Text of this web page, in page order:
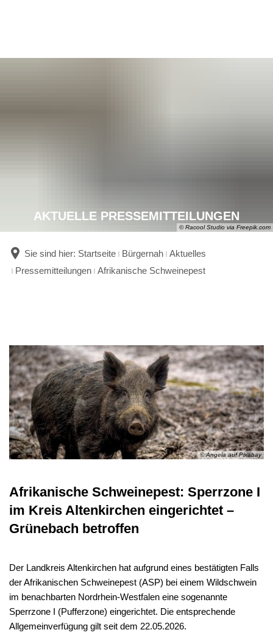
© Racool Studio via Freepik.com
AKTUELLE PRESSEMITTEILUNGEN
Sie sind hier: Startseite Bürgernah Aktuelles
Pressemitteilungen Afrikanische Schweinepest
© Angela auf Pixabay
Afrikanische Schweinepest: Sperrzone I
im Kreis Altenkirchen eingerichtet –
Grünebach betroffen
Der Landkreis Altenkirchen hat aufgrund eines bestätigten Falls
der Afrikanischen Schweinepest (ASP) bei einem Wildschwein
im benachbarten Nordrhein-Westfalen eine sogenannte
Sperrzone I (Pufferzone) eingerichtet. Die entsprechende
Allgemeinverfügung gilt seit dem 22.05.2026.